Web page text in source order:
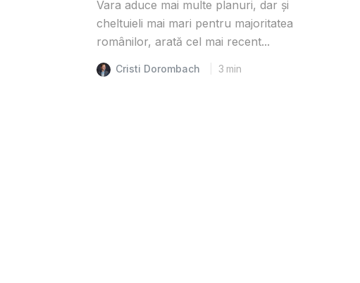
Vara aduce mai multe planuri, dar și
cheltuieli mai mari pentru majoritatea
românilor, arată cel mai recent...
Cristi Dorombach 3 min